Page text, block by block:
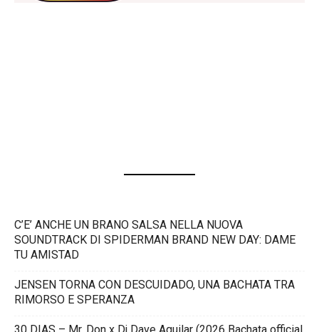
C’E’ ANCHE UN BRANO SALSA NELLA NUOVA
SOUNDTRACK DI SPIDERMAN BRAND NEW DAY: DAME
TU AMISTAD
JENSEN TORNA CON DESCUIDADO, UNA BACHATA TRA
RIMORSO E SPERANZA